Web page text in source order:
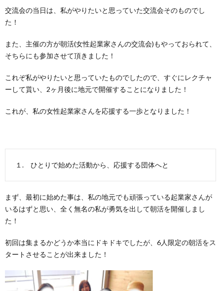
交流会の当日は、私がやりたいと思っていた交流会そのものでし
た！
また、主催の方が朝活(女性起業家さんの交流会)もやっておられて、
そちらにも参加させて頂きました！
これぞ私がやりたいと思っていたものでしたので、すぐにレクチャ
ーして貰い、 2ヶ月後に地元で開催することになりました！
これが、私の女性起業家さんを応援する一歩となりました！
１. ひとりで始めた活動から、応援する団体へと
まず、最初に始めた事は、私の地元でも頑張っている起業家さんが
いるはずと思い、全く無名の私が勇気を出して朝活を開催しまし
た！
初回は集まるかどうか本当にドキドキでしたが、 6人限定の朝活をス
タートさせることが出来ました！